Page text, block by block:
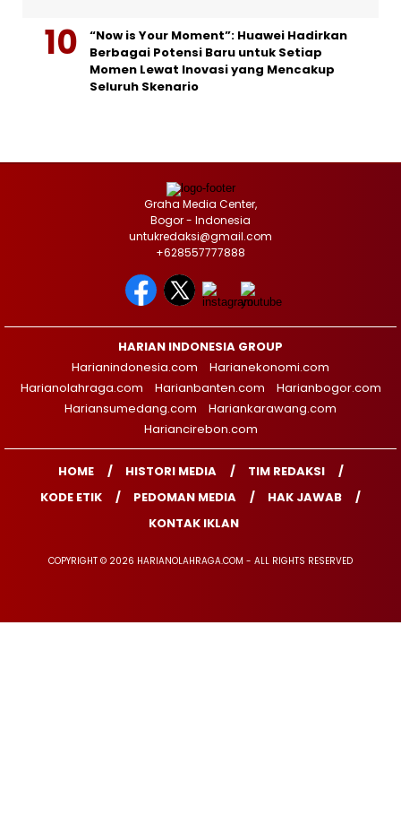
“Now is Your Moment”: Huawei Hadirkan
Berbagai Potensi Baru untuk Setiap
Momen Lewat Inovasi yang Mencakup
Seluruh Skenario
Graha Media Center,
Bogor - Indonesia
untukredaksi@gmail.com
+628557777888
HARIAN INDONESIA GROUP
Harianindonesia.com
Harianekonomi.com
Harianolahraga.com
Harianbanten.com
Harianbogor.com
Hariansumedang.com
Hariankarawang.com
Hariancirebon.com
HOME HISTORI MEDIA
TIM REDAKSI
KODE ETIK
PEDOMAN MEDIA
HAK JAWAB
KONTAK IKLAN
COPYRIGHT © 2026 HARIANOLAHRAGA.COM - ALL RIGHTS RESERVED